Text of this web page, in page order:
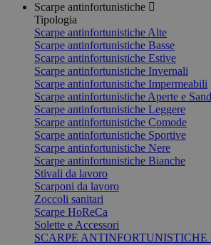
Scarpe antinfortunistiche
Tipologia
Scarpe antinfortunistiche Alte
Scarpe antinfortunistiche Basse
Scarpe antinfortunistiche Estive
Scarpe antinfortunistiche Invernali
Scarpe antinfortunistiche Impermeabili
Scarpe antinfortunistiche Aperte e
Scarpe antinfortunistiche Leggere
Scarpe antinfortunistiche Comode
Scarpe antinfortunistiche Sportive
Scarpe antinfortunistiche Nere
Scarpe antinfortunistiche Bianche
Stivali da lavoro
Scarponi da lavoro
Zoccoli sanitari
Scarpe HoReCa
Solette e Accessori
SCARPE ANTINFORTUNISTICHE